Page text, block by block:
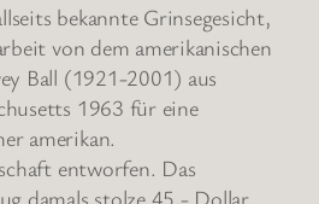
bekannte Grinsegesicht,
von dem amerikanischen
Ball (1921-2001) aus
1963 für eine
amerikan.
entworfen. Das
damals stolze 45,- Dollar.